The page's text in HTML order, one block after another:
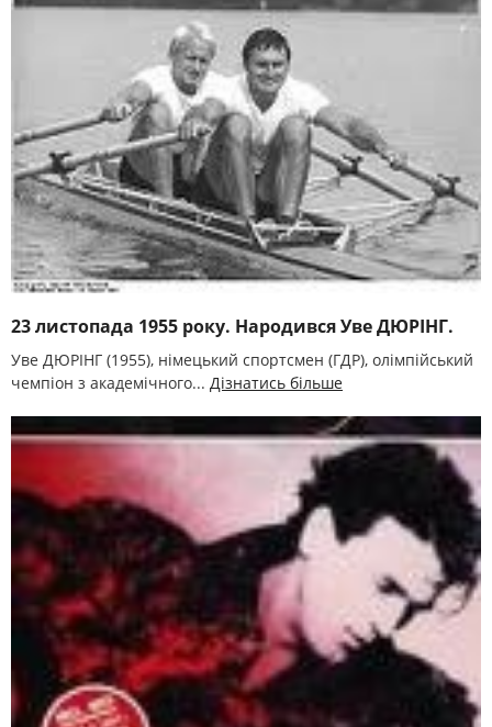
23 листопада 1955 року. Народився Уве ДЮРІНГ.
Уве ДЮРІНГ (1955), німецький спортсмен (ГДР), олімпійський
чемпіон з академічного... Дізнатись більше